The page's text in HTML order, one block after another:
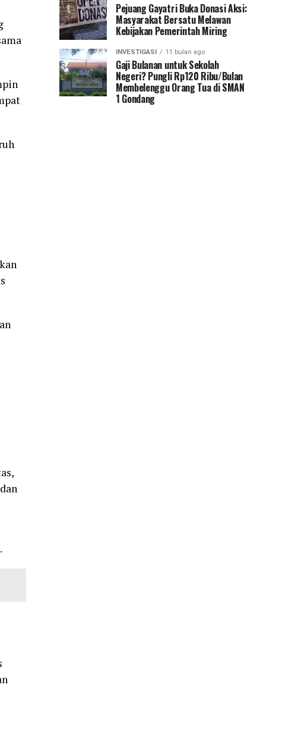
Pejuang Gayatri Buka Donasi Aksi:
Masyarakat Bersatu Melawan
Kebijakan Pemerintah Miring
INVESTIGASI 11 bulan ago
Gaji Bulanan untuk Sekolah
Negeri? Pungli Rp120 Ribu/Bulan
Membelenggu Orang Tua di SMAN
1 Gondang